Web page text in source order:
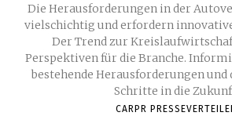
Die Herausforderungen in der
vielschichtig und erfordern
Der Trend zur
Perspektiven für die Branche.
bestehende Herausforderungen
Schritte in die
CARPR